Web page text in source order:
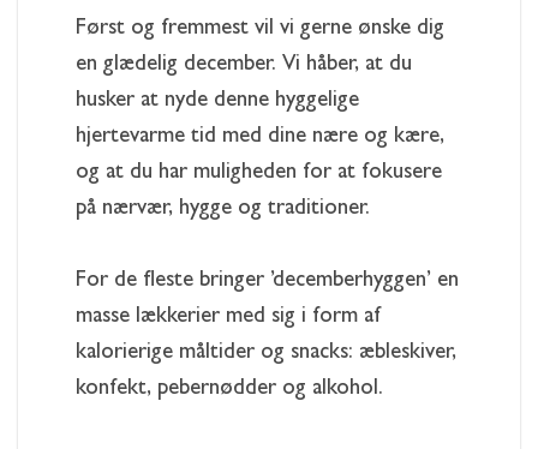
Først og fremmest vil vi gerne ønske dig
en glædelig december. Vi håber, at du
husker at nyde denne hyggelige
hjertevarme tid med dine nære og kære,
og at du har muligheden for at fokusere
på nærvær, hygge og traditioner.
For de fleste bringer ’decemberhyggen’ en
masse lækkerier med sig i form af
kalorierige måltider og snacks: æbleskiver,
konfekt, pebernødder og alkohol.